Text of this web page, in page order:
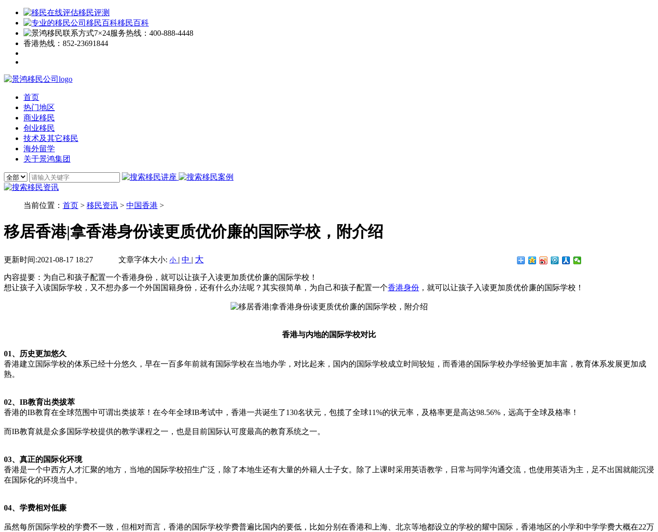
移民评测
移民百科
7×24服务热线： 400-888-4448
香港热线： 852-23691844
首页
热门地区
商业移民
创业移民
技术及其它移民
海外留学
关于景鸿集团
当前位置： 首页 > 移民资讯 > 中国香港 >
移居香港|拿香港身份读更质优价廉的国际学校，附介绍
更新时间:2021-08-17 18:27 文章字体大小: 小 | 中 | 大
内容提要：为自己和孩子配置一个香港身份，就可以让孩子入读更加质优价廉的国际学校！
想让孩子入读国际学校，又不想办多一个外国国籍身份，还有什么办法呢？其实很简单，为自己和孩子配置一个香港身份 ，就可以让孩子入读更加质优价廉的国际学校！
香港与内地的国际学校对比
01、
历史更加悠久
香港建立国际学校的体系已经十分悠久，早在一百多年前就有国际学校在当地办学，对比起来，国内的国际学校成立时间较短，而香港的国际学校办学经验更加丰富，教育体系发展更加成
熟。
02、 IB教育出类拔萃
香港的IB教育在全球范围中可谓出类拔萃！在今年全球IB考试中，香港一共诞生了130名状元，包揽了全球11%的状元率，及格率更是高达98.56%，远高于全球及格率！
而IB教育就是众多国际学校提供的教学课程之一，也是目前国际认可度最高的教育系统之一。
03、 真正的国际化环境
香港是一个中西方人才汇聚的地方，当地的国际学校招生广泛，除了本地生还有大量的外籍人士子女。除了上课时采用英语教学，日常与同学沟通交流，也使用英语为主，足不出国就能沉浸
在国际化的环境当中。
04、 学费相对低廉
虽然每所国际学校的学费不一致，但相对而言，香港的国际学校学费普遍比国内的要低，比如分别在香港和上海、北京等地都设立的学校的耀中国际，香港地区的小学和中学学费大概在22万